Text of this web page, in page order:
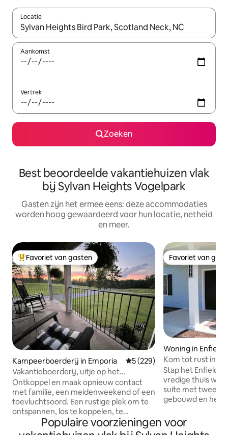
Locatie
Wanneer er suggesties beschikbaar zijn, maak je een keuze
Aankomst
Vertrek
Zoeken
Best beoordeelde vakantiehuizen vlak
bij Sylvan Heights Vogelpark
Gasten zijn het ermee eens: deze accommodaties
worden hoog gewaardeerd voor hun locatie, netheid
en meer.
Topfavoriet van gasten
Favoriet van gasten
Kampeerboerderij in Emporia Gemiddelde beoordeling
5 (229)
Vakantieboerderij, uitje op het
platteland, retraite
Ontkoppel en maak opnieuw contact
met familie, een meidenweekend of een
toevluchtsoord. Een rustige plek om te
ontspannen, los te koppelen, te
ontspannen; geniet van het kijken naar
boerderijdieren, zonsopgangen,
Favoriet van
Favoriet van
Woning in Enfield
Kom tot rust in
Dicht bij de I-95
Stap het Enfield
vredige thuis weg
suite met twee
gebouwd en
stadsflair en modern
rust: gelegen in
Populaire voorzieningen voor